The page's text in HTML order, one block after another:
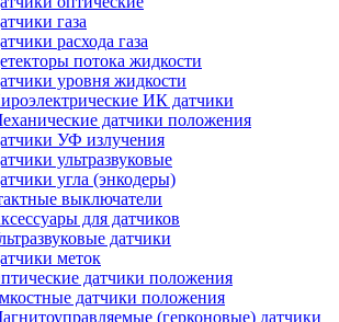
газа
расхода газа
потока жидкости
уровня жидкости
ИК датчики
датчики положения
УФ излучения
ультразвуковые
угла (энкодеры)
выключатели
для датчиков
датчики
меток
датчики положения
датчики положения
(герконовые) датчики